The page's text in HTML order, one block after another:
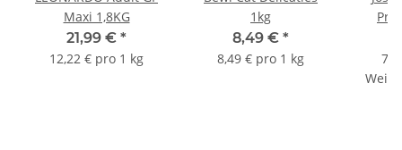
Maxi 1,8KG
21,99 € *
12,22 € pro 1 kg
1kg
8,49 € *
8,49 € pro 1 kg